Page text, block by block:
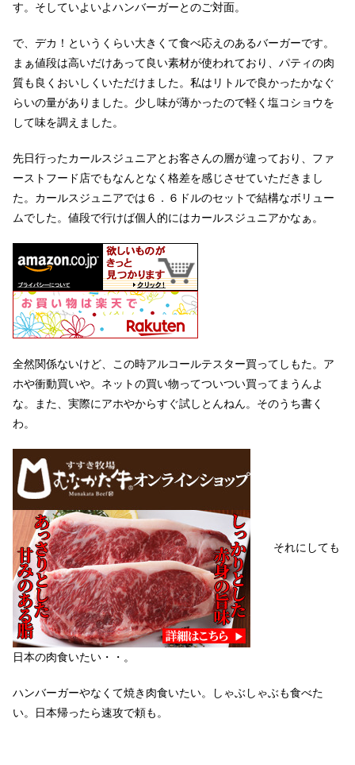
す。そしていよいよハンバーガーとのご対面。
で、デカ！というくらい大きくて食べ応えのあるバーガーです。
まぁ値段は高いだけあって良い素材が使われており、パティの肉
質も良くおいしくいただけました。私はリトルで良かったかなぐ
らいの量がありました。少し味が薄かったので軽く塩コショウを
して味を調えました。
先日行ったカールスジュニアとお客さんの層が違っており、ファ
ーストフード店でもなんとなく格差を感じさせていただきまし
た。カールスジュニアでは６．６ドルのセットで結構なボリュー
ムでした。値段で行けば個人的にはカールスジュニアかなぁ。
全然関係ないけど、この時アルコールテスター買ってしもた。ア
ホや衝動買いや。ネットの買い物ってついつい買ってまうんよ
な。また、実際にアホやからすぐ試しとんねん。そのうち書く
わ。
それにしても
日本の肉食いたい・・。
ハンバーガーやなくて焼き肉食いたい。しゃぶしゃぶも食べた
い。日本帰ったら速攻で頼も。